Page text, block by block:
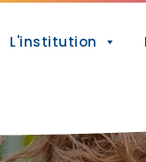
L'institution